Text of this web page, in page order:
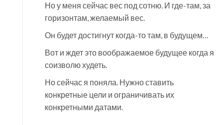
Но у меня сейчас вес под сотню. И где-там, за
горизонтам, желаемый вес.
Он будет достигнут когда-то там, в будущем…
Вот и ждет это воображаемое будущее когда я
соизволю худеть.
Но сейчас я поняла. Нужно ставить
конкретные цели и ограничивать их
конкретными датами.